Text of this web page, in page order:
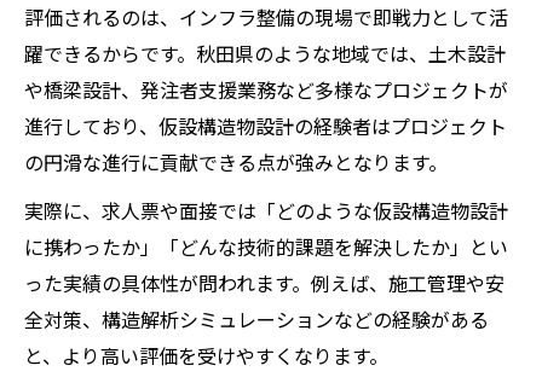
評価されるのは、インフラ整備の現場で即戦力として活
躍できるからです。秋田県のような地域では、土木設計
や橋梁設計、発注者支援業務など多様なプロジェクトが
進行しており、仮設構造物設計の経験者はプロジェクト
の円滑な進行に貢献できる点が強みとなります。
実際に、求人票や面接では「どのような仮設構造物設計
に携わったか」「どんな技術的課題を解決したか」とい
った実績の具体性が問われます。例えば、施工管理や安
全対策、構造解析シミュレーションなどの経験がある
と、より高い評価を受けやすくなります。